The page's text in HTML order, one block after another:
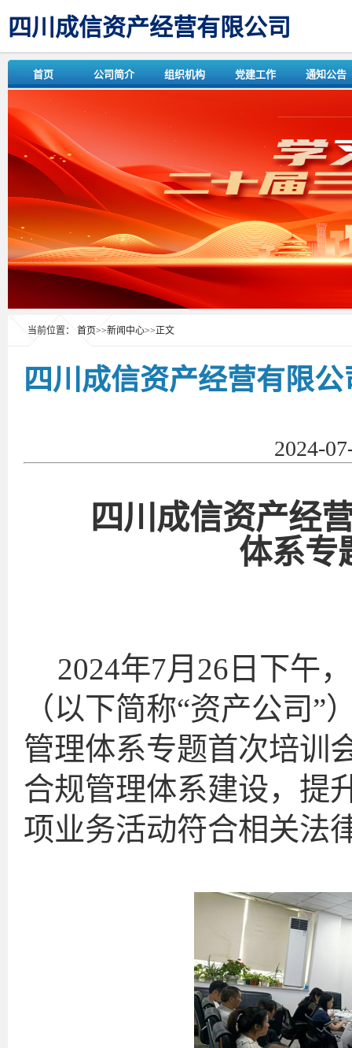
四川成信资产经营有限公司
首页 公司简介 组织机构 党建工作 通知公告
当前位置： 首页>>新闻中心>>正文
四川成信资产经营有限
2024-
四川成信资产经
体系专
2024年7月26日下午
（以下简称“资产公司
管理体系专题首次培训
合规管理体系建设，提
项业务活动符合相关法